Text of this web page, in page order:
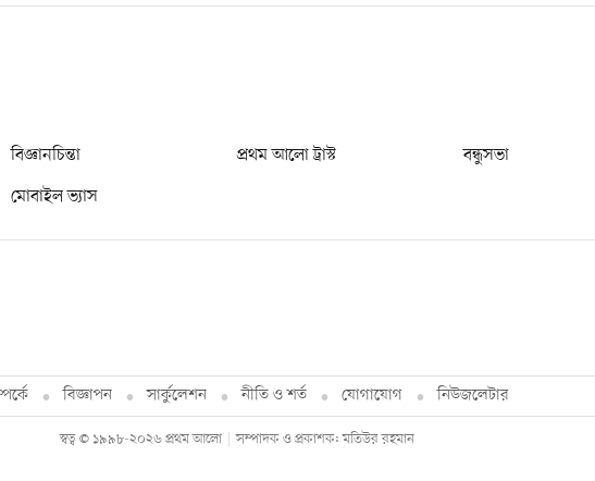
বিজ্ঞানচিন্তা প্রথম আলো ট্রাস্ট বন্ধুসভা
মোবাইল ভ্যাস
বিজ্ঞাপন সার্কুলেশন নীতি ও শর্ত যোগাযোগ নিউজলেটার
স্বত্ব © ১৯৯৮-২০২৬ প্রথম আলো সম্পাদক ও প্রকাশক: মতিউর রহমান